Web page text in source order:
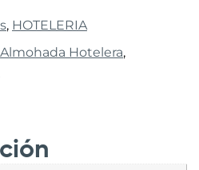
, HOTELERIA
Almohada Hotelera,